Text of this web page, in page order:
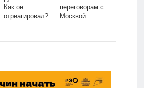
Как он
отреагировал?:
переговорам с
Москвой: